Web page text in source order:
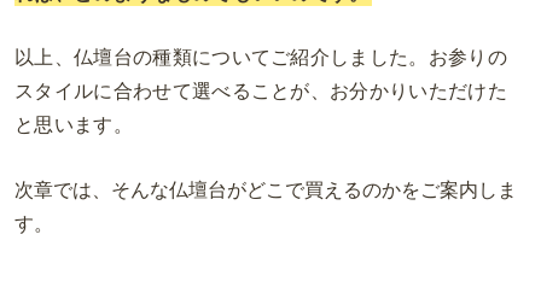
以上、仏壇台の種類についてご紹介しました。お参りの
スタイルに合わせて選べることが、お分かりいただけた
と思います。
次章では、そんな仏壇台がどこで買えるのかをご案内しま
す。